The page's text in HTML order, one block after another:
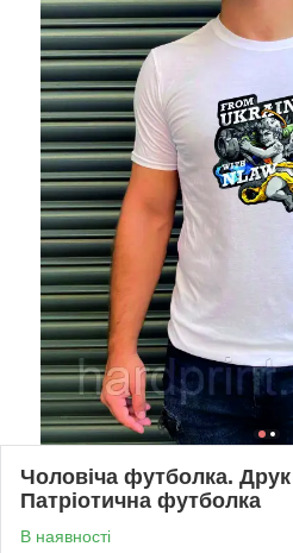
Чоловіча футболка.
Патріотична футболка
В наявності